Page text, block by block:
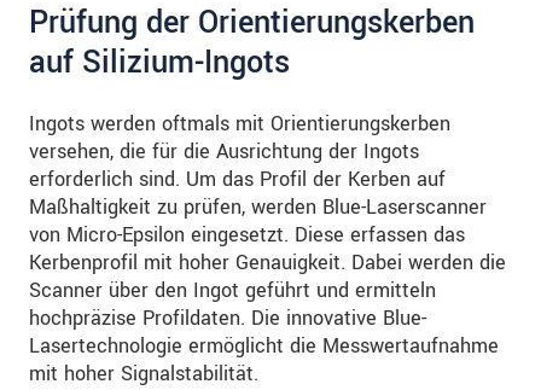
Prüfung der Orientierungskerben
auf Silizium-Ingots
Ingots werden oftmals mit Orientierungskerben
versehen, die für die Ausrichtung der Ingots
erforderlich sind. Um das Profil der Kerben auf
Maßhaltigkeit zu prüfen, werden Blue-Laserscanner
von Micro-Epsilon eingesetzt. Diese erfassen das
Kerbenprofil mit hoher Genauigkeit. Dabei werden die
Scanner über den Ingot geführt und ermitteln
hochpräzise Profildaten. Die innovative Blue-
Lasertechnologie ermöglicht die Messwertaufnahme
mit hoher Signalstabilität.